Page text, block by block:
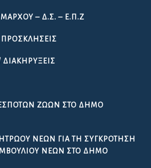
– Δ.Σ. – Ε.Π.Ζ
ΠΡΟΣΚΛΉΣΕΙΣ
ΖΏΩΝ ΣΤΟ ΔΉΜΟ
ΝΈΩΝ ΓΙΑ ΤΗ ΣΥΓΚΡΌΤΗΣΗ
ΝΈΩΝ ΣΤΟ ΔΉΜΟ